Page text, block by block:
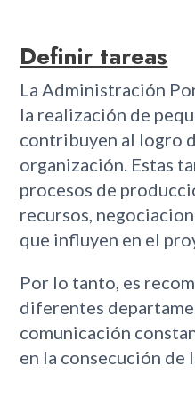
Definir tareas
La Administración
la realización de
contribuyen al logro
organización. Estas
procesos de
recursos,
que influyen en el
Por lo tanto, es
diferentes
comunicación
en la consecución de